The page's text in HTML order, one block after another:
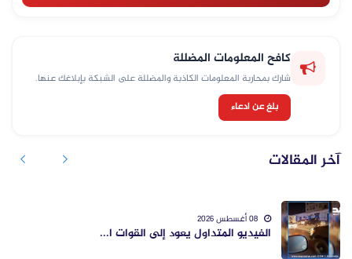
كافح المعلومات المضللة
شارك بمحاربة المعلومات الكاذبة والمضللة على الشبكة بإبلاغك عنها.
بلغ عن ادعاء
آخر المقالات
الفيديو المتداول يعود إلى القوات ا...